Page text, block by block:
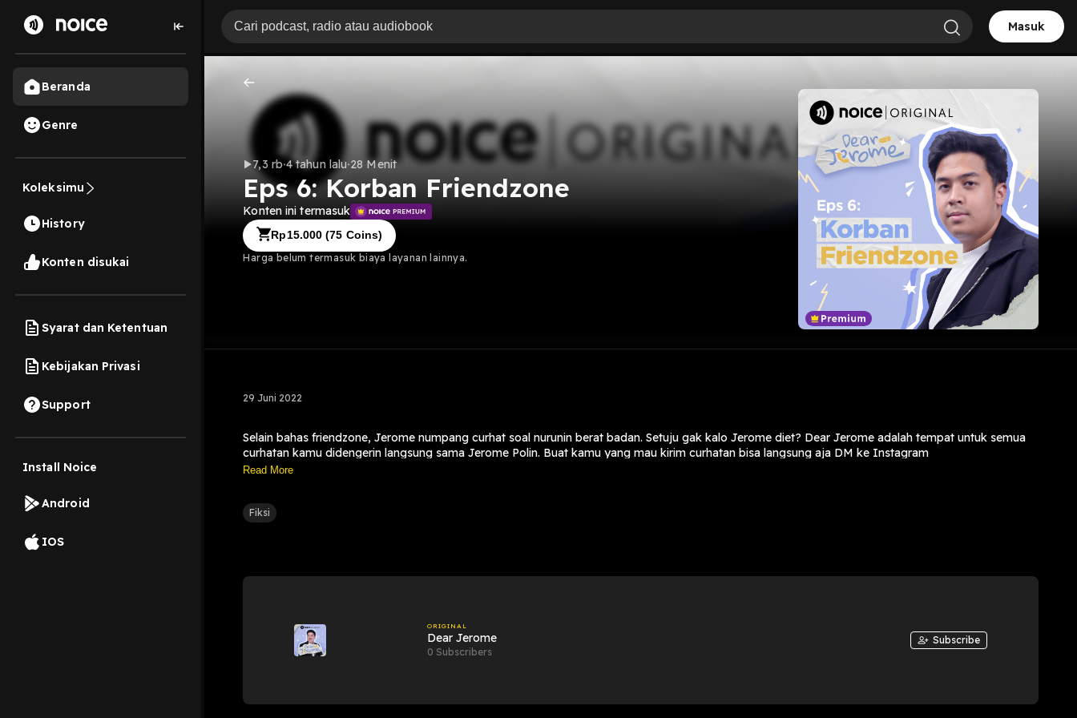
Beranda
Genre
Koleksimu
History
Konten disukai
Syarat dan Ketentuan
Kebijakan Privasi
Support
Install Noice
Android
IOS
Masuk
7,3 rb 4 tahun lalu 28 Menit
Eps 6: Korban Friendzone
Konten ini termasuk
Rp15.000 (75 Coins)
Harga belum termasuk biaya layanan lainnya.
29 Juni 2022
Selain bahas friendzone, Jerome numpang curhat soal nurunin berat badan. Setuju gak kalo Jerome diet? Dear Jerome adalah tempat untuk semua
curhatan kamu didengerin langsung sama Jerome Polin. Buat kamu yang mau kirim curhatan bisa langsung aja DM ke Instagram
@dearjerome_noice
Read More
Fiksi
ORIGINAL
Dear Jerome
0 Subscribers
Subscribe